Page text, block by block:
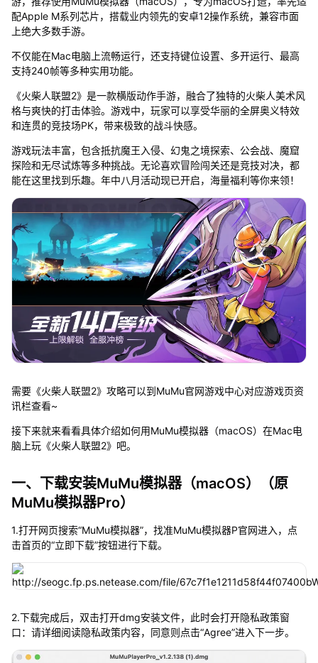
配Apple M系列芯片，搭载业内领先的安卓12操作系统，兼容市面
上绝大多数手游。
不仅能在Mac电脑上流畅运行，还支持键位设置、多开运行、最高
支持240帧等多种实用功能。
《火柴人联盟2》是一款横版动作手游，融合了独特的火柴人美术风
格与爽快的打击体验。游戏中，玩家可以享受华丽的全屏奥义特效
和连贯的竞技场PK，带来极致的战斗快感。
游戏玩法丰富，包含抵抗魔王入侵、幻鬼之境探索、公会战、魔窟
探险和无尽试炼等多种挑战。无论喜欢冒险闯关还是竞技对决，都
能在这里找到乐趣。年中八月活动现已开启，海量福利等你来领！
需要《火柴人联盟2》攻略可以到MuMu官网游戏中心对应游戏页资
讯栏查看~
接下来就来看看具体介绍如何用MuMu模拟器（macOS）在Mac电
脑上玩《火柴人联盟2》吧。
一、下载安装MuMu模拟器（macOS）（原
MuMu模拟器Pro）
1.打开网页搜索“MuMu模拟器”，找准MuMu模拟器P官网进入，点
击首页的“立即下载”按钮进行下载。
2.下载完成后，双击打开dmg安装文件，此时会打开隐私政策窗
口：请详细阅读隐私政策内容，同意则点击“Agree”进入下一步。